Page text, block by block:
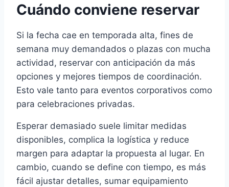
Cuándo conviene reservar
Si la fecha cae en temporada alta, fines de
semana muy demandados o plazas con mucha
actividad, reservar con anticipación da más
opciones y mejores tiempos de coordinación.
Esto vale tanto para eventos corporativos como
para celebraciones privadas.
Esperar demasiado suele limitar medidas
disponibles, complica la logística y reduce
margen para adaptar la propuesta al lugar. En
cambio, cuando se define con tiempo, es más
fácil ajustar detalles, sumar equipamiento